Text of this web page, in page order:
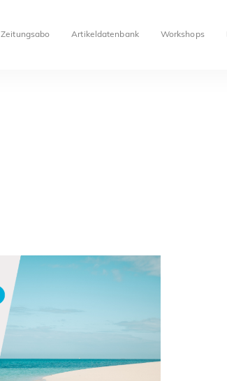
Zeitungsabo Artikeldatenbank Workshops